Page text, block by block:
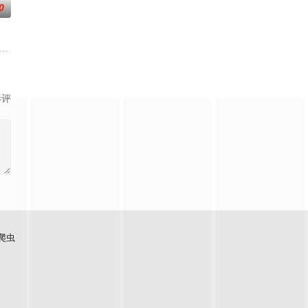
过程中，他必须在试图让其他人满
西区，但他本人行事低调的风格却与精英专属的切尔西区相
拉·佩蒂克鲁 饰）。每一次接近真相，都更靠近失控边缘。当正义开始动摇
friend plot to frighten her unfaithful husban
评
虫